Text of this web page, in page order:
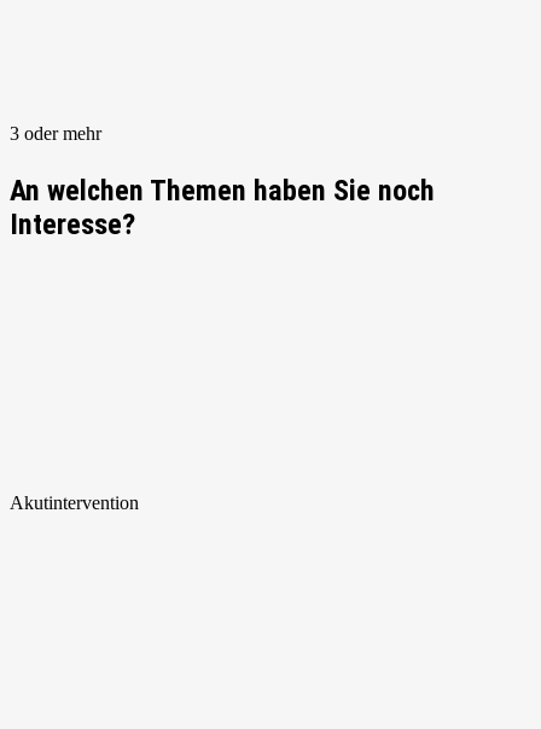
3 oder mehr
An welchen Themen haben Sie noch
Interesse?
Akutintervention